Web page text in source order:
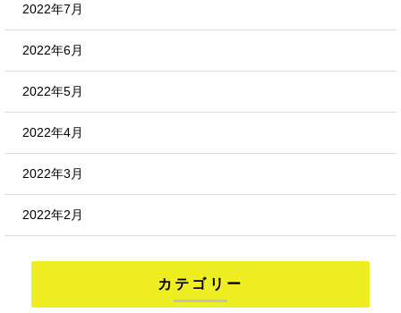
2022年7月
2022年6月
2022年5月
2022年4月
2022年3月
2022年2月
カテゴリー